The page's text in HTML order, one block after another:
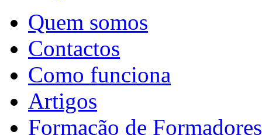
Quem somos
Contactos
Como funciona
Artigos
Formação de Formadores